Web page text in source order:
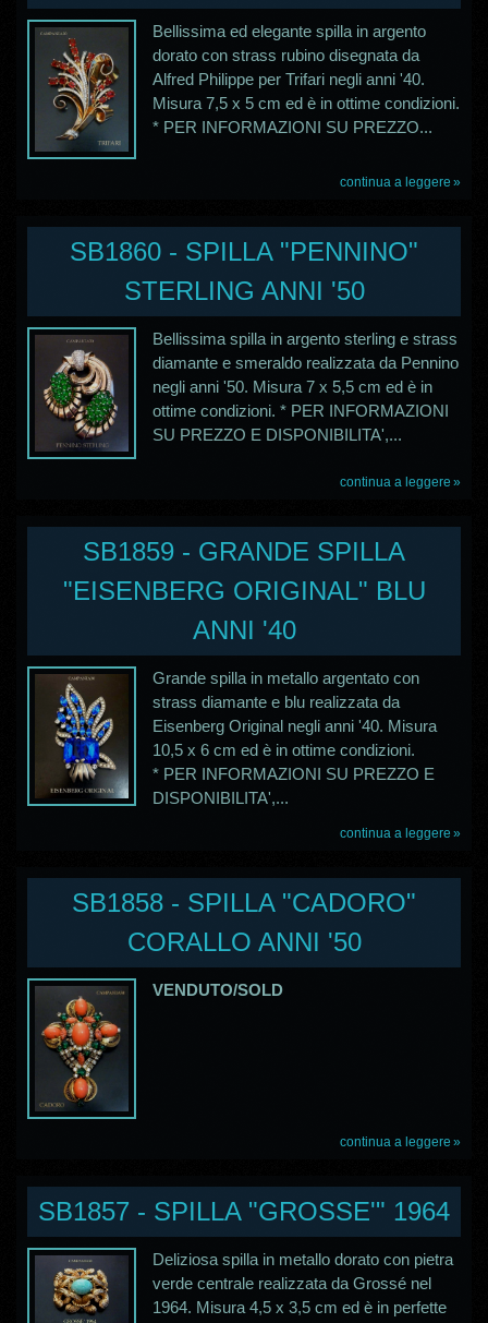
Bellissima ed elegante spilla in argento
dorato con strass rubino disegnata da
Alfred Philippe per Trifari negli anni '40.
Misura 7,5 x 5 cm ed è in ottime condizioni.
* PER INFORMAZIONI SU PREZZO...
continua a leggere
SB1860 - SPILLA "PENNINO"
STERLING ANNI '50
Bellissima spilla in argento sterling e strass
diamante e smeraldo realizzata da Pennino
negli anni '50. Misura 7 x 5,5 cm ed è in
ottime condizioni. * PER INFORMAZIONI
SU PREZZO E DISPONIBILITA',...
continua a leggere
SB1859 - GRANDE SPILLA
"EISENBERG ORIGINAL" BLU
ANNI '40
Grande spilla in metallo argentato con
strass diamante e blu realizzata da
Eisenberg Original negli anni '40. Misura
10,5 x 6 cm ed è in ottime condizioni.
* PER INFORMAZIONI SU PREZZO E
DISPONIBILITA',...
continua a leggere
SB1858 - SPILLA "CADORO"
CORALLO ANNI '50
VENDUTO/SOLD
continua a leggere
SB1857 - SPILLA "GROSSE'" 1964
Deliziosa spilla in metallo dorato con pietra
verde centrale realizzata da Grossé nel
1964. Misura 4,5 x 3,5 cm ed è in perfette